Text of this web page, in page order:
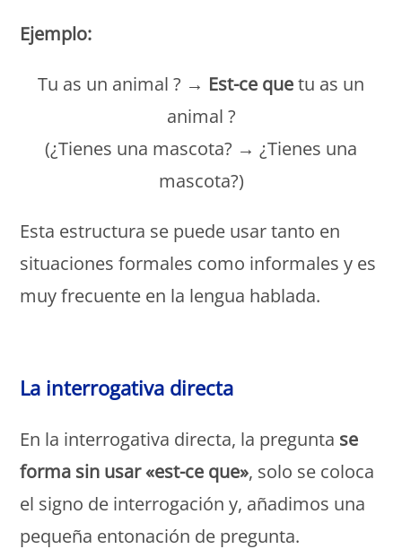
Ejemplo:
Tu as un animal ? → Est-ce quetu as un
animal ?
(¿Tienes una mascota? → ¿Tienes una
mascota?)
Esta estructura se puede usar tanto en
situaciones formales como informales y es
muy frecuente en la lengua hablada.
La interrogativa directa
En la interrogativa directa, la pregunta se
forma sin usar «est-ce que», solo se coloca
el signo de interrogación y, añadimos una
pequeña entonación de pregunta.